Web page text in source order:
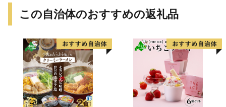
この自治体のおすすめの返礼品